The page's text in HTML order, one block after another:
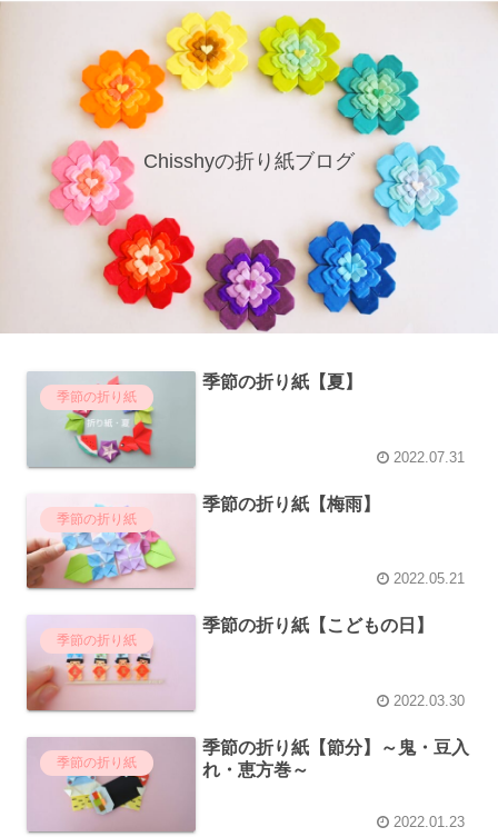
Chisshyの折り紙ブログ
季節の折り紙
季節の折り紙【夏】
2022.07.31
季節の折り紙
季節の折り紙【梅雨】
2022.05.21
季節の折り紙
季節の折り紙【こどもの日】
2022.03.30
季節の折り紙
季節の折り紙【節分】～鬼・豆入
れ・恵方巻～
2022.01.23